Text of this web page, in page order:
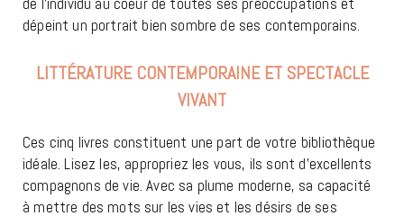
dépeint un portrait bien sombre de ses contemporains.
LITTÉRATURE CONTEMPORAINE ET SPECTACLE
VIVANT
Ces cinq livres constituent une part de votre bibliothèque
idéale. Lisez les, appropriez les vous, ils sont d’excellents
compagnons de vie. Avec sa plume moderne, sa capacité
à mettre des mots sur les vies et les désirs de ses